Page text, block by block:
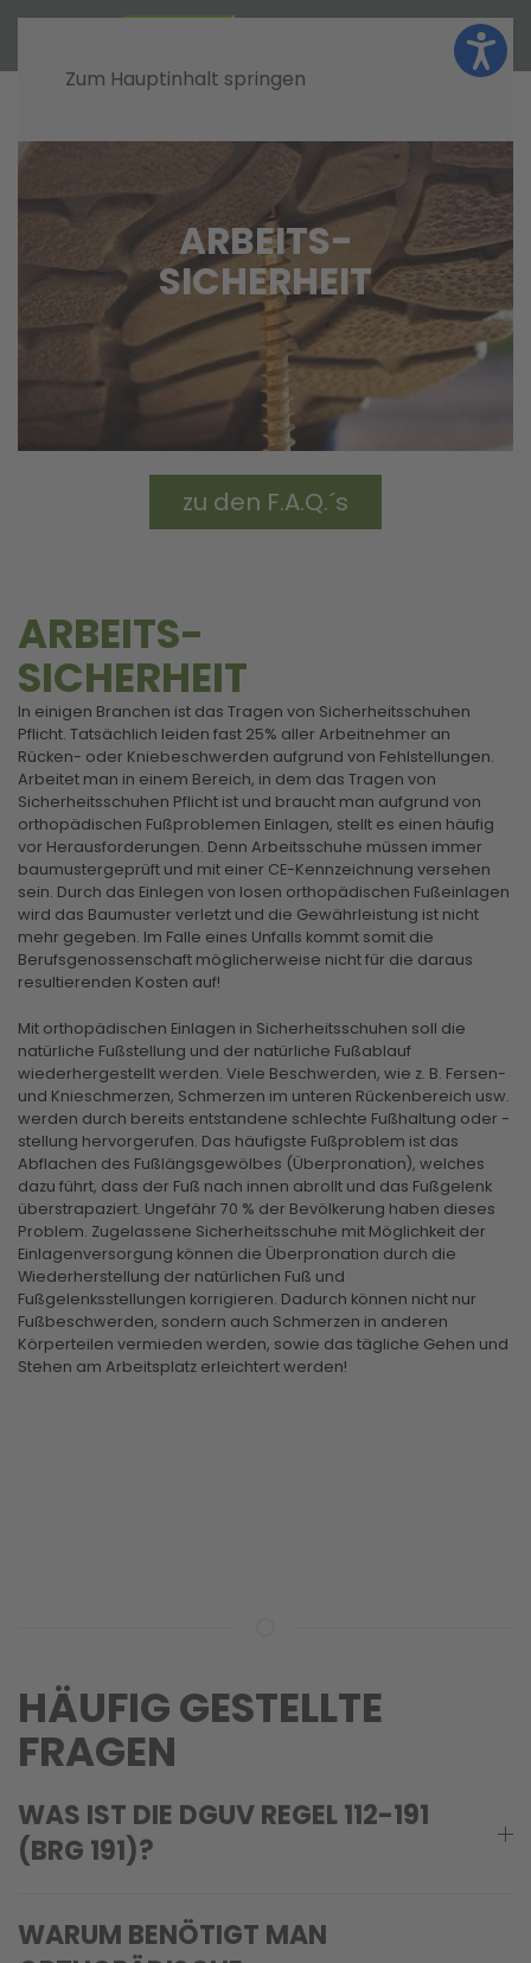
Zum Hauptinhalt springen
ARBEITS-
SICHERHEIT
zu den F.A.Q.´s
ARBEITS-
SICHERHEIT
In einigen Branchen ist das Tragen von Sicherheitsschuhen
Pflicht. Tatsächlich leiden fast 25% aller Arbeitnehmer an
Rücken- oder Kniebeschwerden aufgrund von Fehlstellungen.
Arbeitet man in einem Bereich, in dem das Tragen von
Sicherheitsschuhen Pflicht ist und braucht man aufgrund von
orthopädischen Fußproblemen Einlagen, stellt es einen häufig
vor Herausforderungen. Denn Arbeitsschuhe müssen immer
baumustergeprüft und mit einer CE-Kennzeichnung versehen
sein. Durch das Einlegen von losen orthopädischen Fußeinlagen
wird das Baumuster verletzt und die Gewährleistung ist nicht
mehr gegeben. Im Falle eines Unfalls kommt somit die
Berufsgenossenschaft möglicherweise nicht für die daraus
resultierenden Kosten auf!
Mit orthopädischen Einlagen in Sicherheitsschuhen soll die
natürliche Fußstellung und der natürliche Fußablauf
wiederhergestellt werden. Viele Beschwerden, wie z. B. Fersen-
und Knieschmerzen, Schmerzen im unteren Rückenbereich usw.
werden durch bereits entstandene schlechte Fußhaltung oder -
stellung hervorgerufen. Das häufigste Fußproblem ist das
Abflachen des Fußlängsgewölbes (Überpronation), welches
dazu führt, dass der Fuß nach innen abrollt und das Fußgelenk
überstrapaziert. Ungefähr 70 % der Bevölkerung haben dieses
Problem. Zugelassene Sicherheitsschuhe mit Möglichkeit der
Einlagenversorgung können die Überpronation durch die
Wiederherstellung der natürlichen Fuß und
Fußgelenksstellungen korrigieren. Dadurch können nicht nur
Fußbeschwerden, sondern auch Schmerzen in anderen
Körperteilen vermieden werden, sowie das tägliche Gehen und
Stehen am Arbeitsplatz erleichtert werden!
HÄUFIG GESTELLTE
FRAGEN
WAS IST DIE DGUV REGEL 112-191
(BRG 191)?
WARUM BENÖTIGT MAN